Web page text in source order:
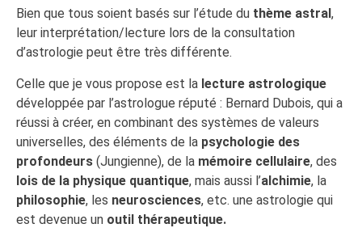
Bien que tous soient basés sur l’étude du thème astral ,
leur interprétation/lecture lors de la consultation
d’astrologie peut être très différente.
Celle que je vous propose est la lecture astrologique
développée par l’astrologue réputé : Bernard Dubois, qui a
réussi à créer, en combinant des systèmes de valeurs
universelles, des éléments de la psychologie des
profondeurs (Jungienne), de la mémoire cellulaire, des
lois de la physique quantique, mais aussi l’alchimie, la
philosophie, les neurosciences, etc. une astrologie qui
est devenue un outil thérapeutique.